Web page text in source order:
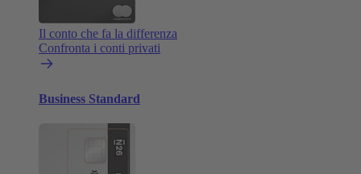
Il conto che fa la differenza
Confronta i conti privati
Business Standard